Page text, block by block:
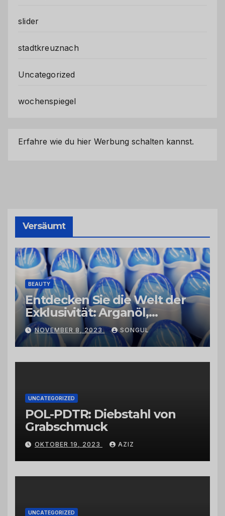
slider
stadtkreuznach
Uncategorized
wochenspiegel
Erfahre wie du hier Werbung schalten kannst.
Versäumt
BEAUTY
Entdecken Sie die Welt der
Exklusivität: Arganöl,
Kaktusfeigenkernöl und
Schwarzkümmelöl von
vertrauenswürdigen
Großhändlern und Anbietern
NOVEMBER 8, 2023 SONGUL
UNCATEGORIZED
POL-PDTR: Diebstahl von
Grabschmuck
OKTOBER 19, 2023 AZIZ
UNCATEGORIZED